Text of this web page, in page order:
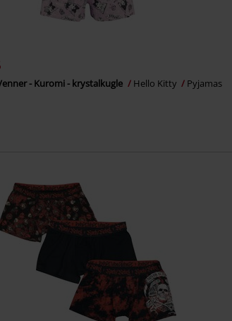
- Kuromi - krystalkugle Hello Kitty Pyjamas